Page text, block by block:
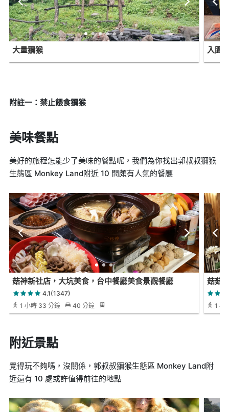
大量獼猴 入園
附註一：禁止餵食獼猴
美味餐點
美好的旅程怎能少了美味的餐點呢，我們為你找出郭叔叔獼猴
生態區 Monkey Land附近 10 間頗有人氣的餐廳
菇神新社店，大坑美食，台中餐廳美食景觀餐廳
4.1(1347)
1 小時 33 分鐘
40 分鐘
菇菇
1 小
附近景點
覺得玩不夠嗎，沒關係，郭叔叔獼猴生態區 Monkey Land附
近還有 10 處或許值得前往的地點